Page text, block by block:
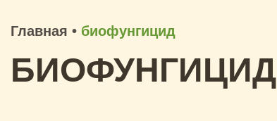
Главная • биофунгицид
БИОФУНГИЦИД